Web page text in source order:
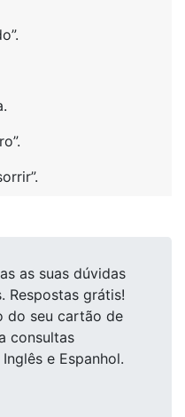
as suas dúvidas
Respostas grátis!
do seu cartão de
consultas
e Espanhol.